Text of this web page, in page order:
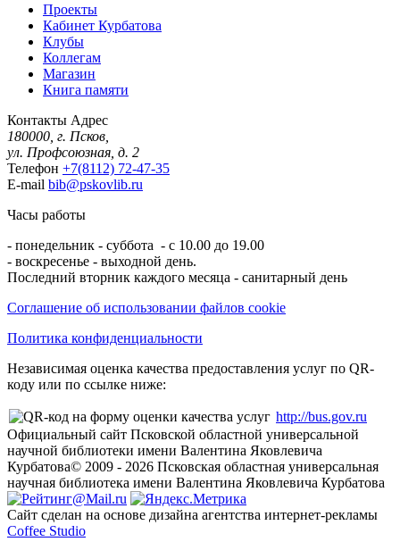
Проекты
Кабинет Курбатова
Клубы
Коллегам
Магазин
Книга памяти
Контакты Адрес
180000, г. Псков,
ул. Профсоюзная, д. 2
Телефон +7(8112) 72-47-35
E-mail bib@pskovlib.ru
Часы работы
- понедельник - суббота - с 10.00 до 19.00
- воскресенье - выходной день.
Последний вторник каждого месяца - санитарный день
Соглашение об использовании файлов cookie
Политика конфиденциальности
Независимая оценка качества предоставления услуг по QR-
коду или по ссылке ниже:
http://bus.gov.ru
Официальный сайт Псковской областной универсальной
научной библиотеки имени Валентина Яковлевича
Курбатова© 2009 - 2026 Псковская областная универсальная
научная библиотека имени Валентина Яковлевича Курбатова
Сайт сделан на основе дизайна агентства интернет-рекламы
Coffee Studio